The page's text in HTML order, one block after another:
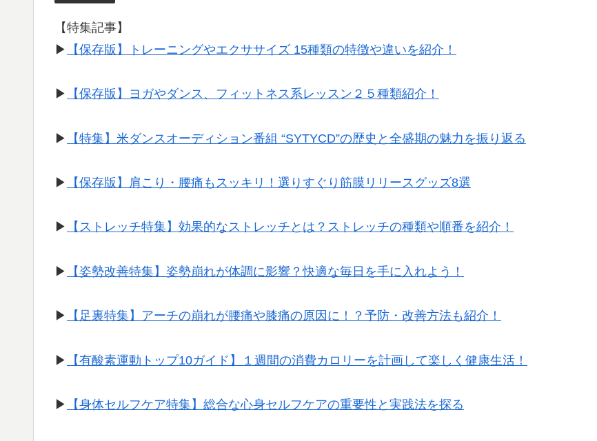
【特集記事】
▶︎
【保存版】トレーニングやエクササイズ 15種類の特徴や違いを紹介！
▶︎ 【保存版】ヨガやダンス、フィットネス系レッスン２５種類紹介！
▶︎ 【特集】米ダンスオーディション番組 “SYTYCD”の歴史と全盛期の魅力を振り返る
▶︎ 【保存版】肩こり・腰痛もスッキリ！選りすぐり筋膜リリースグッズ8選
▶︎ 【ストレッチ特集】効果的なストレッチとは？ストレッチの種類や順番を紹介！
▶︎ 【姿勢改善特集】姿勢崩れが体調に影響？快適な毎日を手に入れよう！
▶︎ 【足裏特集】アーチの崩れが腰痛や膝痛の原因に！？予防・改善方法も紹介！
▶︎ 【有酸素運動トップ10ガイド】１週間の消費カロリーを計画して楽しく健康生活！
▶︎ 【身体セルフケア特集】総合な心身セルフケアの重要性と実践法を探る